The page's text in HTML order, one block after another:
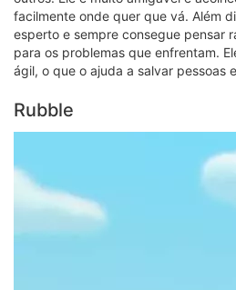
facilmente onde quer que vá. Além
esperto e sempre consegue pensar
para os problemas que enfrentam.
ágil, o que o ajuda a salvar pessoas
Rubble